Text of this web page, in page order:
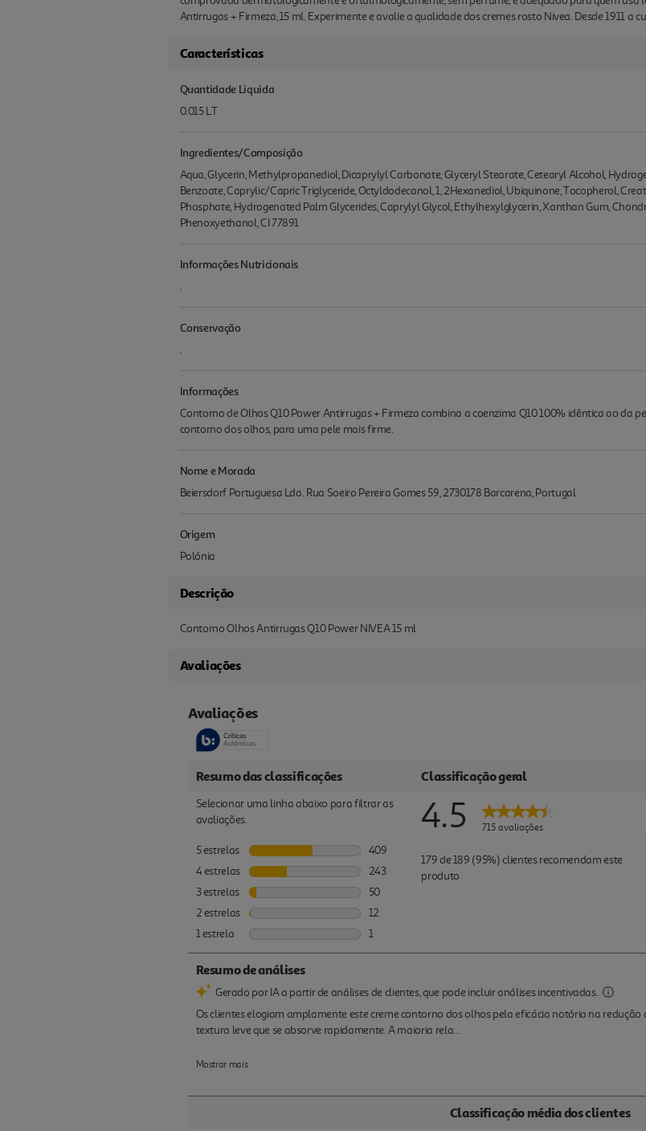
Antirrugas + Firmeza, 15 ml. Experimente e avalie a qualidade dos cremes rosto Nivea. Desde 1911 a
Características
Quantidade Liquida
0.015 LT
Ingredientes/Composição
Aqua, Glycerin, Methylpropanediol, Dicaprylyl Carbonate, Glyceryl Stearate, Cetearyl Alcohol,
Benzoate, Caprylic/Capric Triglyceride, Octyldodecanol, 1, 2Hexanediol, Ubiquinone, Tocopherol,
Phosphate, Hydrogenated Palm Glycerides, Caprylyl Glycol, Ethylhexylglycerin, Xanthan Gum,
Phenoxyethanol, CI 77891
Informações Nutricionais
.
Conservação
.
Informações
Contorno de Olhos Q10 Power Antirrugas + Firmeza combina a coenzima Q10 100% idêntica ao da
contorno dos olhos, para uma pele mais firme.
Nome e Morada
Beiersdorf Portuguesa Lda. Rua Soeiro Pereira Gomes 59, 2730178 Barcarena, Portugal
Origem
Polónia
Descrição
Contorno Olhos Antirrugas Q10 Power NIVEA 15 ml
Avaliações